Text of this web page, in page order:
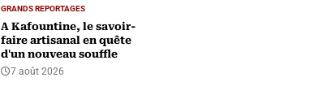
GRANDS REPORTAGES
A Kafountine, le savoir-
faire artisanal en quête
d'un nouveau souffle
7 août 2026